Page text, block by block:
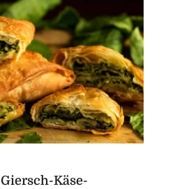
Giersch-Käse-